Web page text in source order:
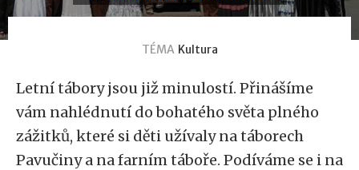
TÉMA Kultura
Letní tábory jsou již minulostí. Přinášíme
vám nahlédnutí do bohatého světa plného
zážitků, které si děti užívaly na táborech
Pavučiny a na farním táboře. Podíváme se i na